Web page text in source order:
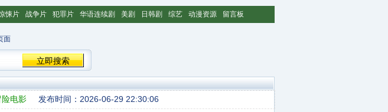
悚片 战争片 犯罪片 华语连续剧 美剧 日韩剧 综艺 动漫资源 留言板
面
险电影 发布时间：2026-06-29 22:30:06